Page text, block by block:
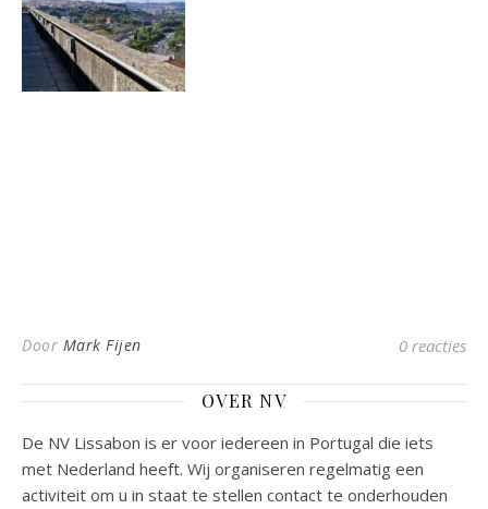
Door Mark Fijen 0 reacties
OVER NV
De NV Lissabon is er voor iedereen in Portugal die iets
met Nederland heeft. Wij organiseren regelmatig een
activiteit om u in staat te stellen contact te onderhouden